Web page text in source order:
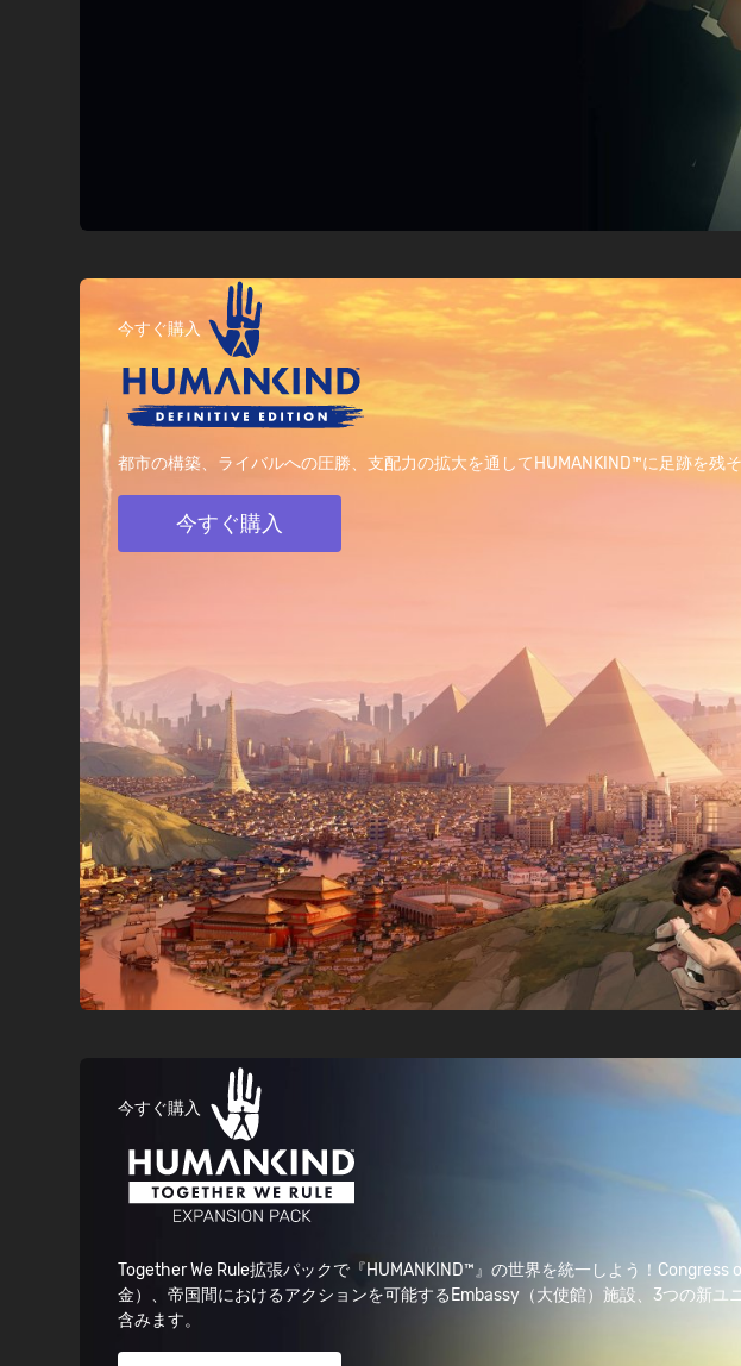
今すぐ購入
都市の構築、ライバルへの圧勝、支配力の拡大を通してHUMANKIND™に足跡を残
今すぐ購入
今すぐ購入
Together We Rule拡張パックで『HUMANKIND™』の世界を統一しよう！
金）、帝国間におけるアクションを可能するEmbassy（大使館）施設、3つの新
含みます。